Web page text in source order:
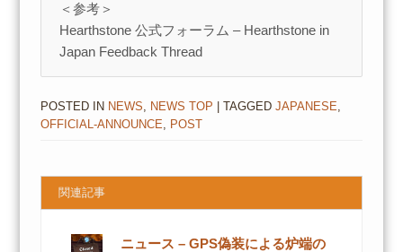
＜参考＞
Hearthstone 公式フォーラム – Hearthstone in
Japan Feedback Thread
POSTED IN NEWS NEWS TOP | TAGGED JAPANESE
OFFICIAL-ANNOUNCE
POST
関連記事
ニュース – GPS偽装による炉端の